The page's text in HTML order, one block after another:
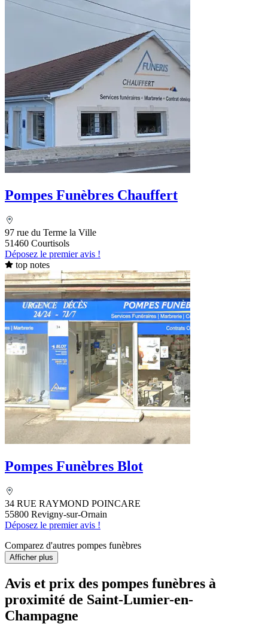
Pompes Funèbres Chauffert
97 rue du Terme la Ville
51460 Courtisols
Déposez le premier avis !
top notes
Pompes Funèbres Blot
34 RUE RAYMOND POINCARE
55800 Revigny-sur-Ornain
Déposez le premier avis !
Comparez d'autres pompes funèbres
Afficher plus
Avis et prix des pompes funèbres à
proximité de Saint-Lumier-en-
Champagne